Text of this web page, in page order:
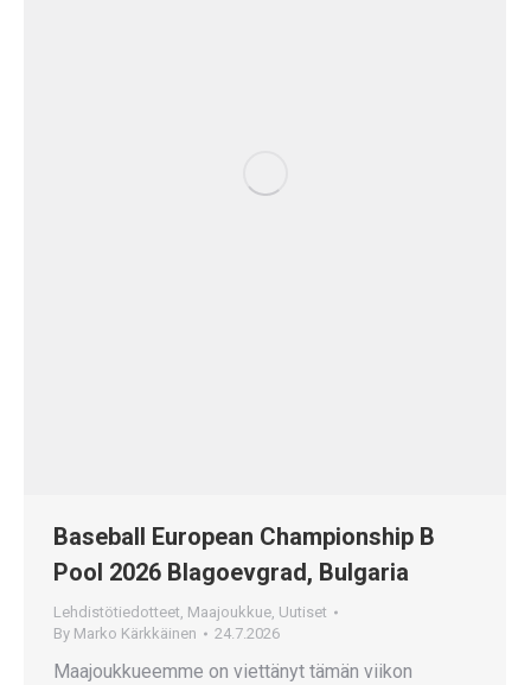
Baseball European Championship B
Pool 2026 Blagoevgrad, Bulgaria
Lehdistötiedotteet, Maajoukkue, Uutiset
By Marko Kärkkäinen 24.7.2026
Maajoukkueemme on viettänyt tämän viikon